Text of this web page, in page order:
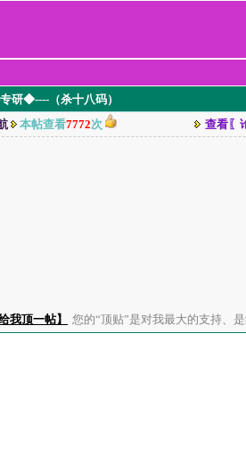
研◆----（杀十八码）
本帖查看7772次 查看〖
给我顶一帖】 您的“顶贴”是对我最大的支持、